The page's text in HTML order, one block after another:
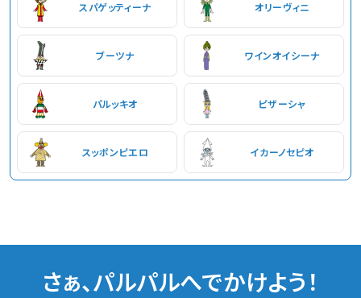
スパゲッティーナ オリーヴィニ
ブーツナ ワインオイシーナ
パルッキオ ピザーシャ
スッポンピエロ イカーノセピオ
さぁ、パルパルへでかけよう！